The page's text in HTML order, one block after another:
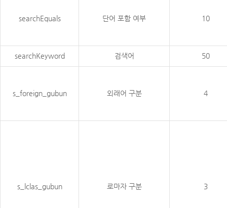
searchEquals 단어 포함 여부 10
searchKeyword 검색어 50
s_foreign_gubun 외래어 구분 4
s_lclas_gubun 로마자 구분 3